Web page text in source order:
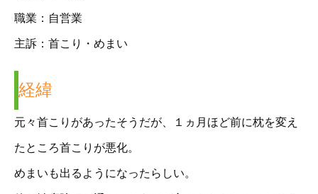
職業：自営業
主訴：首こり・めまい
経緯
元々首こりがあったそうだが、１ヵ月ほど前に枕を変え
たところ首こりが悪化。
めまいも出るようになったらしい。